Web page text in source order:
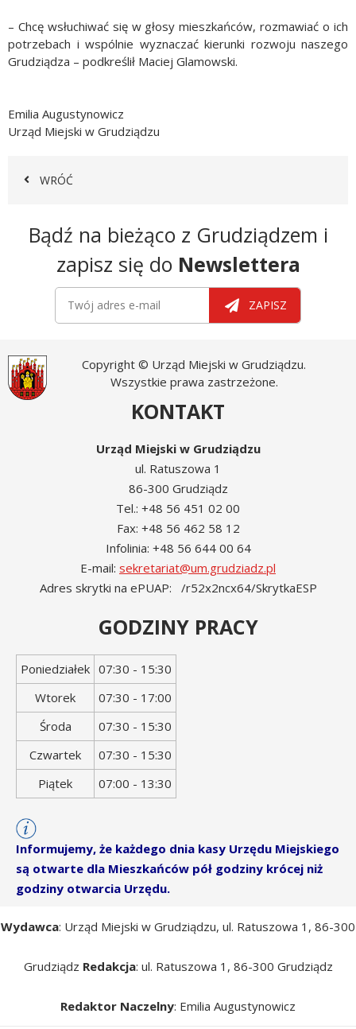
– Chcę wsłuchiwać się w głosy mieszkańców, rozmawiać o ich
potrzebach i wspólnie wyznaczać kierunki rozwoju naszego
Grudziądza – podkreślił Maciej Glamowski.
Emilia Augustynowicz
Urząd Miejski w Grudziądzu
WRÓĆ
Newsletter
Bądź na bieżąco z Grudziądzem i
zapisz się do Newslettera
Newsletter
Twój adres e-mail
ZAPISZ
Copyright © Urząd Miejski w Grudziądzu.
Wszystkie prawa zastrzeżone.
KONTAKT
Urząd Miejski w Grudziądzu
ul. Ratuszowa 1
86-300 Grudziądz
Tel.: +48 56 451 02 00
Fax: +48 56 462 58 12
Infolinia: +48 56 644 00 64
E-mail: sekretariat@um.grudziadz.pl
Adres skrytki na ePUAP: /r52x2ncx64/SkrytkaESP
GODZINY PRACY
Dzień
tygodnia
Godziny
otwarcia
Poniedziałek 07:30 - 15:30
Wtorek
07:30 - 17:00
Środa
07:30 - 15:30
Czwartek
07:30 - 15:30
Piątek
07:00 - 13:30
Informujemy, że każdego dnia kasy Urzędu Miejskiego
są otwarte dla Mieszkańców pół godziny krócej niż
godziny otwarcia Urzędu.
Wydawca: Urząd Miejski w Grudziądzu, ul. Ratuszowa 1, 86-300
Grudziądz Redakcja: ul. Ratuszowa 1, 86-300 Grudziądz
Redaktor Naczelny: Emilia Augustynowicz